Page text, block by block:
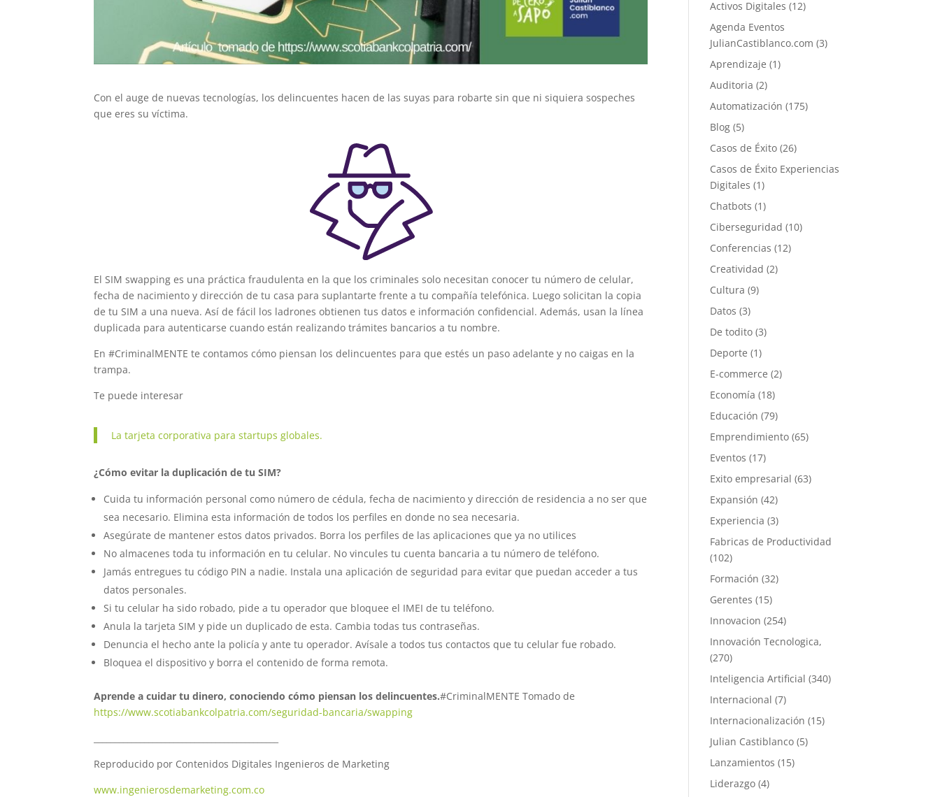
Con el auge de nuevas tecnologías, los delincuentes hacen de las suyas para robarte sin que ni siquiera sospeches
que eres su víctima.
El SIM swapping es una práctica fraudulenta en la que los criminales solo necesitan conocer tu número de celular,
fecha de nacimiento y dirección de tu casa para suplantarte frente a tu compañía telefónica. Luego solicitan la copia
de tu SIM a una nueva. Así de fácil los ladrones obtienen tus datos e información confidencial. Además, usan la línea
duplicada para autenticarse cuando están realizando trámites bancarios a tu nombre.
En #CriminalMENTE te contamos cómo piensan los delincuentes para que estés un paso adelante y no caigas en la
trampa.
Te puede interesar
La tarjeta corporativa para startups globales.
¿Cómo evitar la duplicación de tu SIM?
Cuida tu información personal como número de cédula, fecha de nacimiento y dirección de residencia a no ser que
sea necesario. Elimina esta información de todos los perfiles en donde no sea necesaria.
Asegúrate de mantener estos datos privados. Borra los perfiles de las aplicaciones que ya no utilices
No almacenes toda tu información en tu celular. No vincules tu cuenta bancaria a tu número de teléfono.
Jamás entregues tu código PIN a nadie. Instala una aplicación de seguridad para evitar que puedan acceder a tus
datos personales.
Si tu celular ha sido robado, pide a tu operador que bloquee el IMEI de tu teléfono.
Anula la tarjeta SIM y pide un duplicado de esta. Cambia todas tus contraseñas.
Denuncia el hecho ante la policía y ante tu operador. Avísale a todos tus contactos que tu celular fue robado.
Bloquea el dispositivo y borra el contenido de forma remota.
Aprende a cuidar tu dinero, conociendo cómo piensan los delincuentes.#CriminalMENTE Tomado de
https://www.scotiabankcolpatria.com/seguridad-bancaria/swapping
Reproducido por Contenidos Digitales Ingenieros de Marketing
www.ingenierosdemarketing.com.co
Activos Digitales (12)
Agenda Eventos
JulianCastiblanco.com (3)
Aprendizaje (1)
Auditoria (2)
Automatización (175)
Blog (5)
Casos de Éxito (26)
Casos de Éxito Experiencias
Digitales (1)
Chatbots (1)
Ciberseguridad (10)
Conferencias (12)
Creatividad (2)
Cultura (9)
Datos (3)
De todito (3)
Deporte (1)
E-commerce (2)
Economía (18)
Educación (79)
Emprendimiento (65)
Eventos (17)
Exito empresarial (63)
Expansión (42)
Experiencia (3)
Fabricas de Productividad
(102)
Formación (32)
Gerentes (15)
Innovacion (254)
Innovación Tecnologica,
(270)
Inteligencia Artificial (340)
Internacional (7)
Internacionalización (15)
Julian Castiblanco (5)
Lanzamientos (15)
Liderazgo (4)